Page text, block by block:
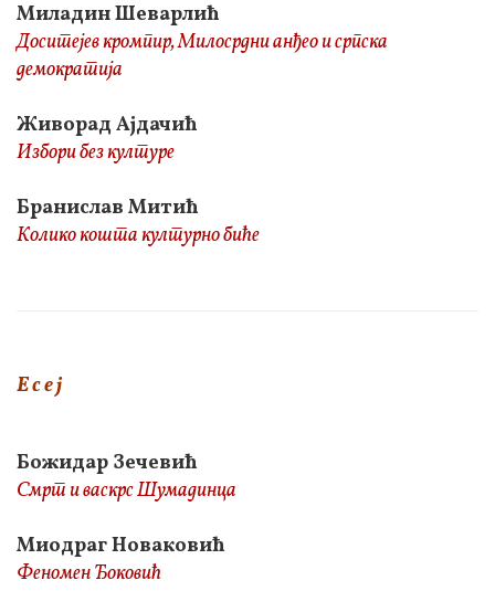
Миладин Шеварлић
Доситејев кромпир, Милосрдни анђео и српска
демократија
Живорад Ајдачић
Избори без културе
Бранислав Митић
Колико кошта културно биће
Е с е ј
Божидар Зечевић
Смрт и васкрс Шумадинца
Миодраг Новаковић
Феномен Ђоковић